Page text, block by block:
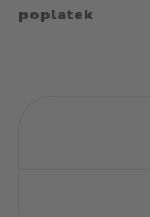
poplatek